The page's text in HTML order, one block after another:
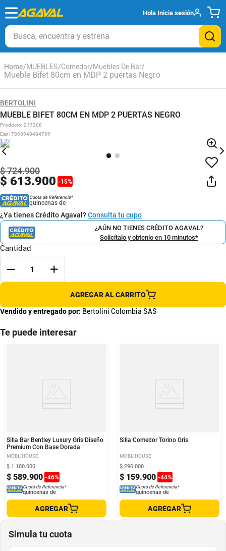
Hola Inicia sesión
Busca, encuentra y estrena
MUEBLES Comedor Muebles De Bar
Mueble Bifet 80cm en MDP 2 puertas Negro
BERTOLINI
MUEBLE BIFET 80CM EN MDP 2 PUERTAS NEGRO
Producto: 217208
Ean: 7893948484789
$ 613.900 -15%
$724.900
Cuota de Referencia*
quincenas de
¿Ya tienes Crédito Agaval?Consulta tu cupo
¿AÚN NO TIENES CRÉDITO AGAVAL?
Solicítalo y obtenlo en 10 minutos*
Cantidad
AGREGAR AL CARRITO
Vendido y entregado por: Bertolini Colombia SAS
Te puede interesar
Silla Bar Bentley Luxury Gris Diseño
Premium Con Base Dorada
MOBLIHOUSE
$ 589.900 -46%
$ 1.100.000
Cuota de Referencia*
quincenas de
AGREGAR
Silla Comedor Torino Gris
MOBLIHOUSE
$ 159.900 -44%
$ 290.000
Cuota de Referencia*
quincenas de
AGREGAR
Simula tu cuota